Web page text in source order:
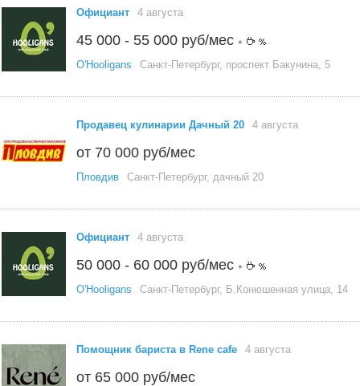
Официант 4 августа
45 000 - 55 000 руб/мес +
O'Hooligans Санкт-Петербург, проспект Бакунина, 5
Продавец кулинарии Дачный 20 4 августа
от 70 000 руб/мес
Пловдив Санкт-Петербург, дачный 20
Официант 4 августа
50 000 - 60 000 руб/мес +
O'Hooligans Санкт-Петербург, Б.Конюшенная улица, 14
Помощник бариста в Rene cafe 4 августа
от 65 000 руб/мес